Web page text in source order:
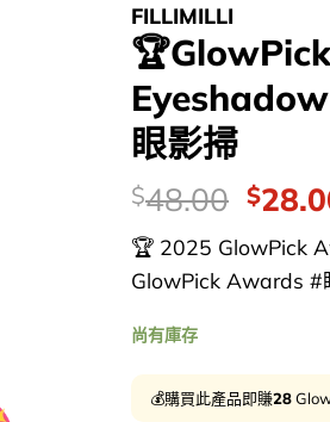
FILLIMILLI
眼影掃
價
錢：
$48.00
was:
$
🏆 2025 GlowPick
GlowPick Awards #
尚有庫存
💰購買此產品即賺28